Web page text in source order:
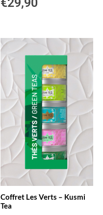
Coffret Les Verts – Kusmi
Tea